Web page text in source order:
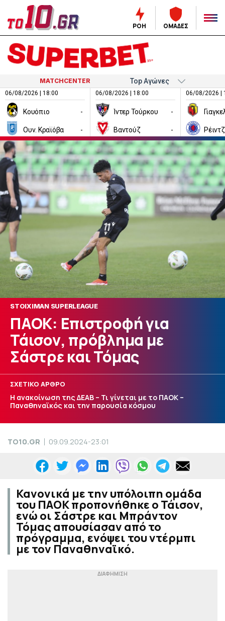
ΡΟΗ ΟΜΑΔΕΣ
MATCHCENTER
06/08/2026 | 18:00
Κουόπιο -
Ουν. Κραϊόβα -
06/08/2026 | 18:00
Ίντερ Τούρκου -
Βαντούζ -
06/08/2026 |
STOIXIMAN SUPERLEAGUE
ΠΑΟΚ: Επιστροφή για
Τάισον, πρόβλημα με
Σάστρε και Τόμας
ΣΧΕΤΙΚΟ ΑΡΘΡΟ
Η ανακοίνωση της ΔΕΑΒ – Τι γίνεται με το ΠΑΟΚ –
Παναθηναϊκός και την παρουσία κόσμου
TO10.GR 09.09.2024-23:01
Κανονικά με την υπόλοιπη ομάδα
του ΠΑΟΚ προπονήθηκε ο Τάισον,
ενώ οι Σάστρε και Μπράντον
Τόμας απουσίασαν από το
πρόγραμμα, ενόψει του ντέρμπι
με τον Παναθηναϊκό.